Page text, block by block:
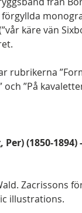
käre vän
rubrikerna
”På
Per) (1850-
Zacrissons
illustrations.